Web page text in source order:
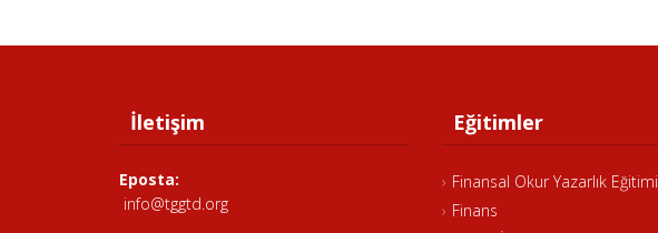
İletişim
Eposta:
info@tggtd.org
Eğitimler
Finansal Okur Yazarlık Eğitimi
Finans